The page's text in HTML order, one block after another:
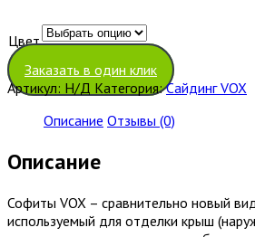
Цвет
Очистить
Заказать в один клик
Артикул: Н/Д Категория:Сайдинг VOX
Описание Отзывы (0)
Описание
Софиты VOX – сравнительно новый
используемый для отделки крыш